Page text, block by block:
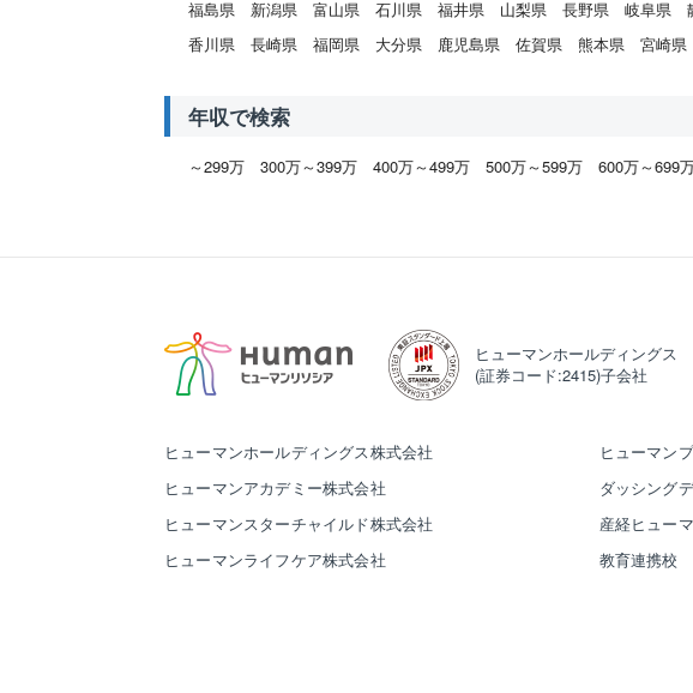
福島県
新潟県 富山県 石川県 福井県 山梨県 長野県 岐阜県
香川県
長崎県 福岡県 大分県 鹿児島県 佐賀県 熊本県 宮崎県
年収で検索
～299万 300万～399万 400万～499万 500万～599万 600万～699
ヒューマンホールディングス
(証券コード:2415)子会社
ヒューマンホールディングス株式会社
ヒューマンアカデミー株式会社
ヒューマンスターチャイルド株式会社
ヒューマンライフケア株式会社
ヒューマン
ダッシング
産経ヒュー
教育連携校